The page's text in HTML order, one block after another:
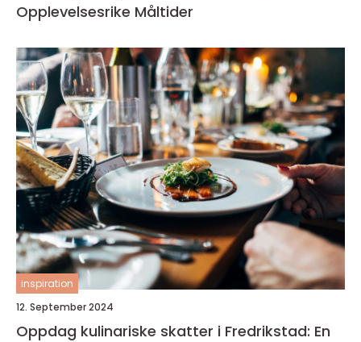
Opplevelsesrike Måltider
inspiration
12. September 2024
Oppdag kulinariske skatter i Fredrikstad: En